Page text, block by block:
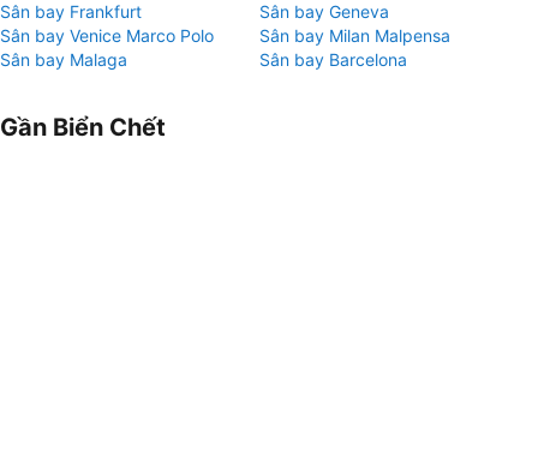
Sân bay Frankfurt
Sân bay Geneva
Sân bay Venice Marco Polo
Sân bay Milan Malpensa
Sân bay Malaga
Sân bay Barcelona
Gần Biển Chết